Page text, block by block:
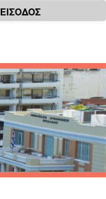
ΕΙΣΟΔΟΣ